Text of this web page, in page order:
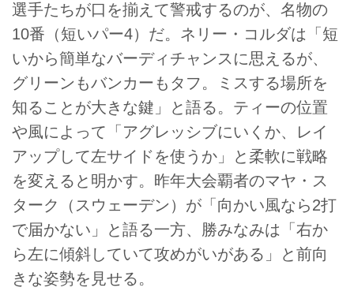
選手たちが口を揃えて警戒するのが、名物の
10番（短いパー4）だ。ネリー・コルダは「短
いから簡単なバーディチャンスに思えるが、
グリーンもバンカーもタフ。ミスする場所を
知ることが大きな鍵」と語る。ティーの位置
や風によって「アグレッシブにいくか、レイ
アップして左サイドを使うか」と柔軟に戦略
を変えると明かす。昨年大会覇者のマヤ・ス
ターク（スウェーデン）が「向かい風なら2打
で届かない」と語る一方、勝みなみは「右か
ら左に傾斜していて攻めがいがある」と前向
きな姿勢を見せる。